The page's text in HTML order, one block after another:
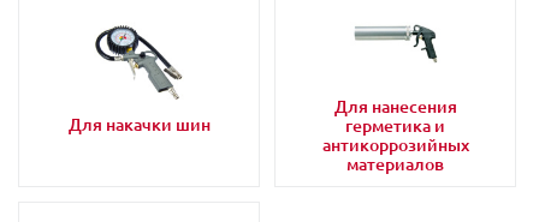
Для накачки шин
Для нанесения
герметика и
антикоррозийных
материалов